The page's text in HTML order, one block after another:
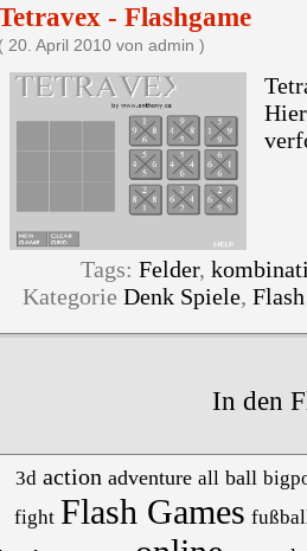
- Flashgame
( 20. April 2010 von admin )
Tags: Felder,
Kategorie Denk Spiele,
In den
3d action adventure all ball
fight Flash Games